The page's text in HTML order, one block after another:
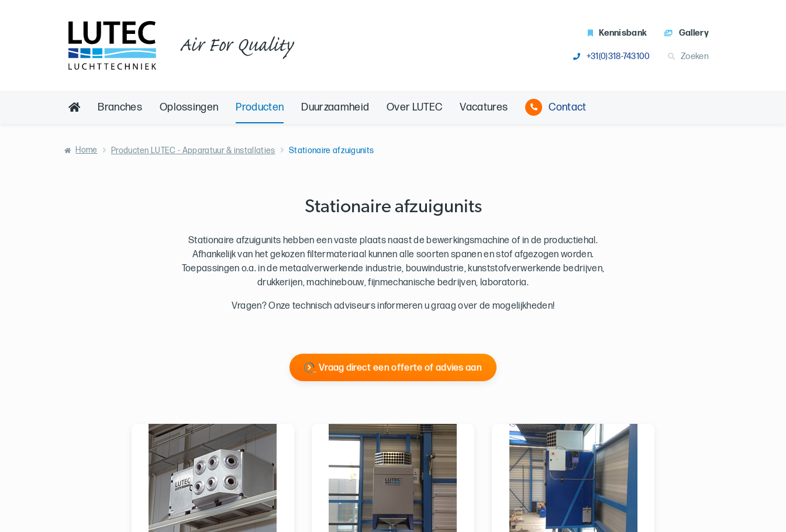
Air For Quality Kennisbank Gallery
+31(0)318-743100 Zoeken
Branches Oplossingen Producten Duurzaamheid Over LUTEC Vacatures Contact
Home Producten LUTEC - Apparatuur & installaties Stationaire afzuigunits
Stationaire afzuigunits
Stationaire afzuigunits hebben een vaste plaats naast de bewerkingsmachine of in de productiehal.
Afhankelijk van het gekozen filtermateriaal kunnen alle soorten spanen en stof afgezogen worden.
Toepassingen o.a. in de metaalverwerkende industrie, bouwindustrie, kunststofverwerkende bedrijven,
drukkerijen, machinebouw, fijnmechanische bedrijven, laboratoria.
Vragen? Onze technisch adviseurs informeren u graag over de mogelijkheden!
Vraag direct een offerte of advies aan